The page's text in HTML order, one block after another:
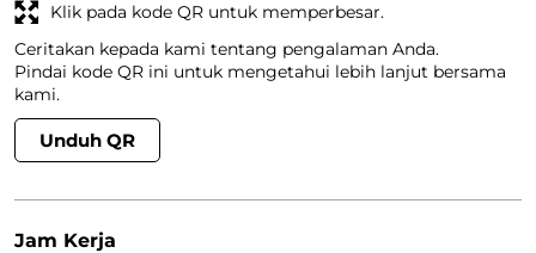
Ceritakan kepada kami tentang pengalaman Anda.
Pindai kode QR ini untuk mengetahui lebih lanjut bersama
kami.
Unduh QR
Klik pada kode QR untuk memperbesar.
Jam Kerja